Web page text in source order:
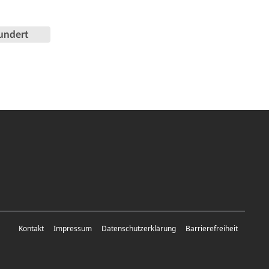
Kontakt Impressum Datenschutzerklärung Barrierefreiheit